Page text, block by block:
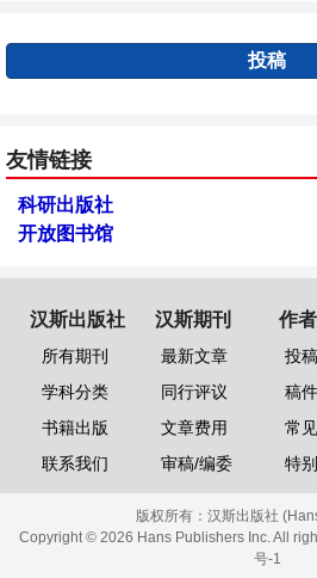
投稿
友情链接
科研出版社
开放图书馆
汉斯出版社
所有期刊
学科分类
书籍出版
联系我们
汉斯期刊
最新文章
同行评议
文章费用
审稿/编委
作
投
稿
常
特
版权所有： 汉斯出版社
Copyright © 2026 Hans Publishers Inc. All
号-1